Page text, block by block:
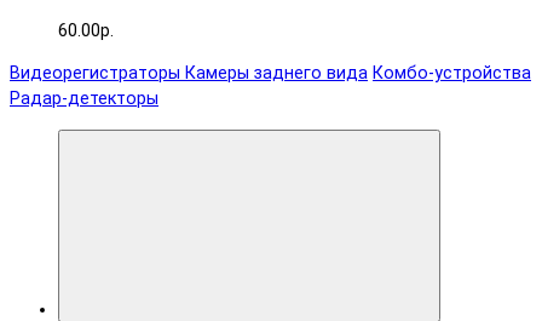
60.00р.
Видеорегистраторы Камеры заднего вида Комбо-устройства
Радар-детекторы